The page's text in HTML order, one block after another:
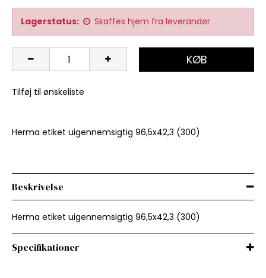
Lagerstatus: Skaffes hjem fra leverandør
KØB
Tilføj til ønskeliste
Herma etiket uigennemsigtig 96,5x42,3 (300)
Beskrivelse
Herma etiket uigennemsigtig 96,5x42,3 (300)
Specifikationer